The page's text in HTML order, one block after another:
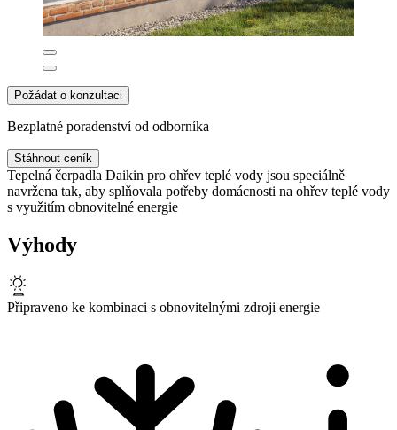
Požádat o konzultaci
Bezplatné poradenství od odborníka
Stáhnout ceník
Tepelná čerpadla Daikin pro ohřev teplé vody jsou speciálně
navržena tak, aby splňovala potřeby domácnosti na ohřev teplé vody
s využitím obnovitelné energie
Výhody
Připraveno ke kombinaci s obnovitelnými zdroji energie